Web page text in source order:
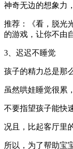
神奇无边的想象力
推荐：《看，脱光
的游戏，让你不由
3、迟迟不睡觉
孩子的精力总是那
虽然哄娃睡觉很累
不要指望孩子能快
况且，比起客厅里
所以，为了帮助宝